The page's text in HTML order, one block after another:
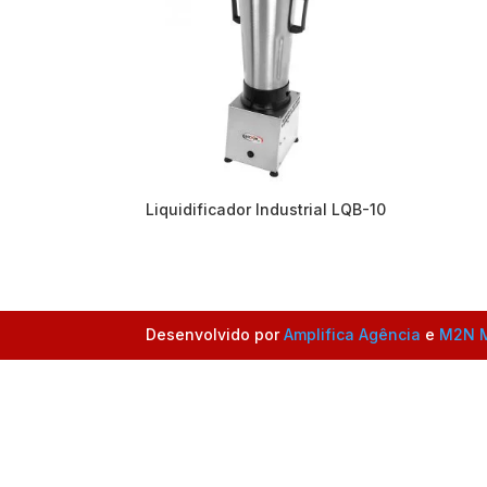
Liquidificador Industrial LQB-10
Desenvolvido porAmplifica Agência e M2N